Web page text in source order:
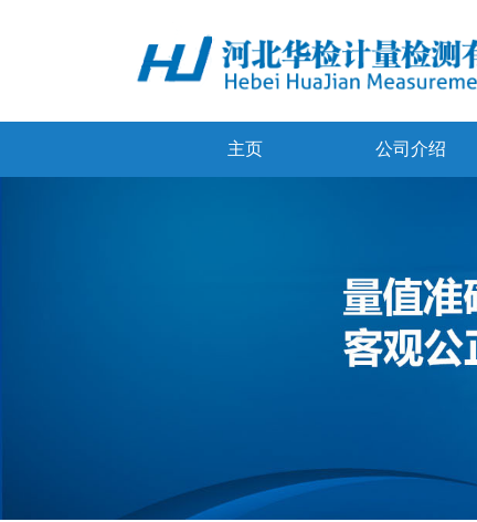
主页 公司介绍